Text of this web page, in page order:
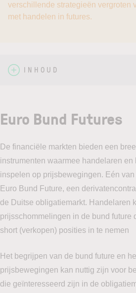
verschillende strategieën vergroten
met handelen in futures.
INHOUD
Euro Bund Futures
De financiële markten bieden een
instrumenten waarmee handelaren en
inspelen op prijsbewegingen. Eén
Euro Bund Future, een
de Duitse obligatiemarkt. Handelaren
prijsschommelingen in de bund future
short (verkopen) posities in te nemen
Het begrijpen van de bund future en
prijsbewegingen kan nuttig zijn voor
die geïnteresseerd zijn in de